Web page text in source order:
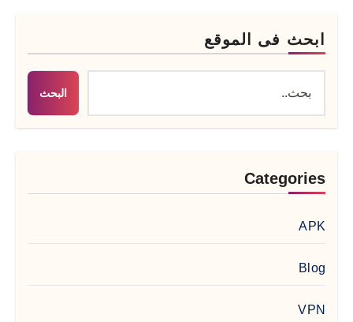
ابحث فى الموقع
البحث
Categories
APK
Blog
VPN